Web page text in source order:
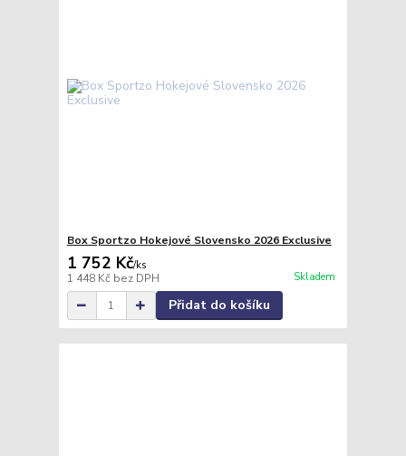
Box Sportzo Hokejové Slovensko 2026 Exclusive
1 752 Kč/ks
1 448 Kč bez DPH Skladem
Přidat do košíku